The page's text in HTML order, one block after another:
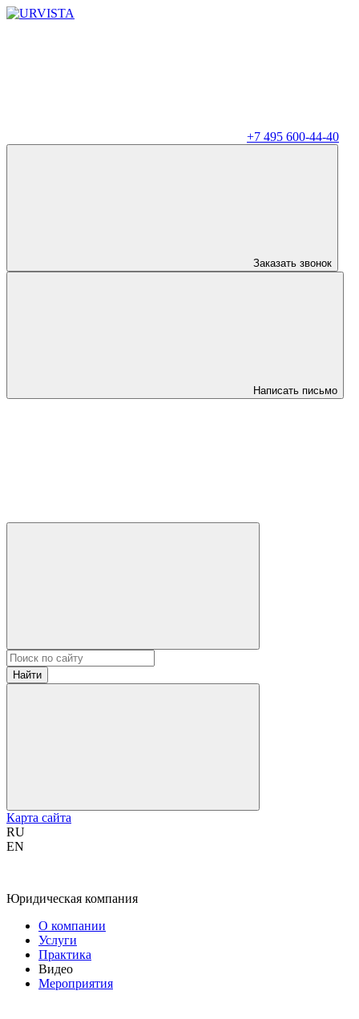
+7 495 600-44-40
Заказать звонок
Написать письмо
Найти
Карта сайта
RU
EN
Юридическая компания
О компании
Услуги
Практика
Видео
Мероприятия